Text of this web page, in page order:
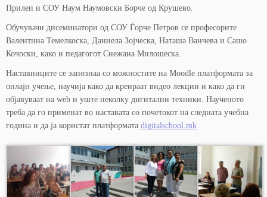
Прилеп и СОУ Наум Наумовски Борче од Крушево.
Обучувачи дисеминатори од СОУ Ѓорче Петров се професорите
Валентина Темелкоска, Даниела Зојческа, Наташа Ванчева и Сашо
Кочоски, како и педагогот Снежана Милошеска.
Наставниците се запознаа со можностите на Moodle платформата за
онлајн учење, научија како да креираат видео лекции и како да ги
објавуваат на web и уште неколку дигитални техники. Наученото
треба да го применат во наставата со почетокот на следната учебна
година и да ја користат платформата digitalschool.mk